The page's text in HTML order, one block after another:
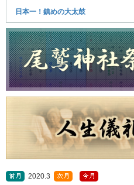
日本一！鎮めの大太鼓
2020.3